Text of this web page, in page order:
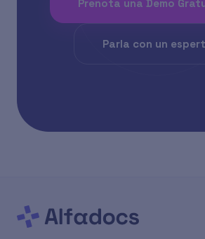
Prenota una Demo
Parla con un